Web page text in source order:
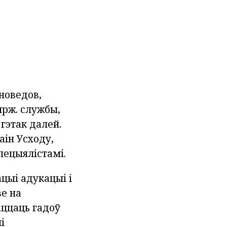
службы,
далей.
Усходу,
адукацыі і
на
гадоў